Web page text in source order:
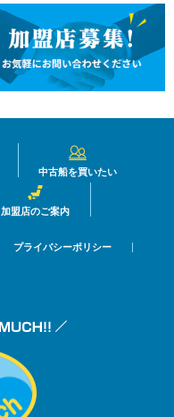
中古船を買いたい
加盟店のご案内
プライバシーポリシー